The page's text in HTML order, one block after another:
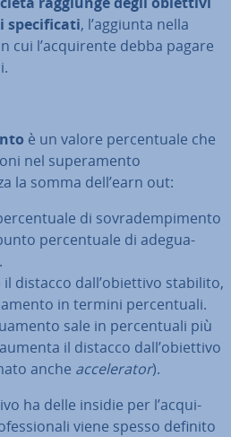
spe­ci­fi­ca­ti, l’aggiunta nella
cui l’ac­qui­ren­te debba pagare
è un valore per­cen­tua­le che
nel su­pe­ra­men­to
la somma dell’earn out:
di so­vra­dem­pi­men­to
per­cen­tua­le di ade­gua­
il distacco dall’obiettivo stabilito,
in termini per­cen­tua­li.
sale in per­cen­tua­li più
il distacco dall’obiettivo
anche ac­ce­le­ra­tor).
ha delle insidie per l’ac­qui­
viene spesso definito